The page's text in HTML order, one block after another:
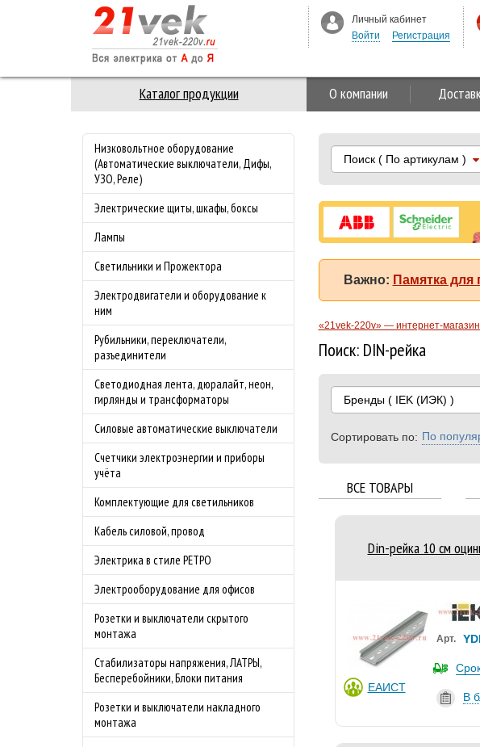
Каталог продукции О компании
Низковольтное оборудование
(Автоматические выключатели, Дифы,
УЗО, Реле)
Электрические щиты, шкафы, боксы
Лампы
Светильники и Прожектора
Электродвигатели и оборудование к
ним
Рубильники, переключатели,
разъединители
Светодиодная лента, дюралайт, неон,
гирлянды и трансформаторы
Силовые автоматические выключатели
Счетчики электроэнергии и приборы
учёта
Комплектующие для светильников
Кабель силовой, провод
Электрика в стиле РЕТРО
Электрооборудование для офисов
Розетки и выключатели скрытого
монтажа
Стабилизаторы напряжения, ЛАТРЫ,
Бесперебойники, Блоки питания
Розетки и выключатели накладного
монтажа
Поиск( По артикулам )
Важно: Памятка
«21vek-220v» — интернет-
Поиск: DIN-рейка
Бренды( IEK (ИЭК) )
Сортировать по: По
ВСЕ ТОВАРЫ
Din-рейка 10 см
ЕАИСТ
Арт.
В
Личный кабинет
Войти
Регистрация